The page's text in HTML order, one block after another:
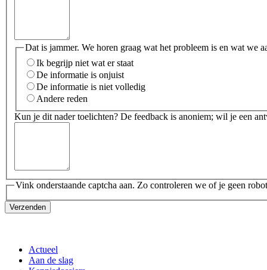
Dat is jammer. We horen graag wat het probleem is en wat we
Ik begrijp niet wat er staat
De informatie is onjuist
De informatie is niet volledig
Andere reden
Kun je dit nader toelichten? De feedback is anoniem; wil je een
Vink onderstaande captcha aan. Zo controleren we of je geen
Verzenden
Actueel
Aan de slag